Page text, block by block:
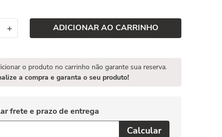
＋ ADICIONAR AO CARRINHO
o produto no carrinho não garante sua reserva.
a compra e garanta o seu produto!